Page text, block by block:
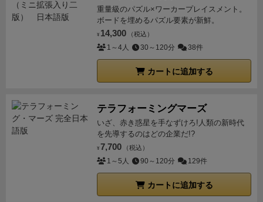
重量級のパズル×ワーカープレイスメント。
ボードを埋めるパズル要素が新鮮。
¥ 14,300 （税込）
1～4人 30～120分 38件
カートに追加する
テラフォーミングマーズ
いざ、赤き惑星を手なずけろ!人類の新時代
を先導するのはどの企業だ!?
¥ 7,700 （税込）
1～5人 90～120分 129件
カートに追加する